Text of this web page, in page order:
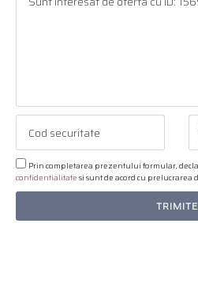
Prin completarea prezentului formular,
confidentialitate si sunt de acord cu prelucrarea
TRIMITE